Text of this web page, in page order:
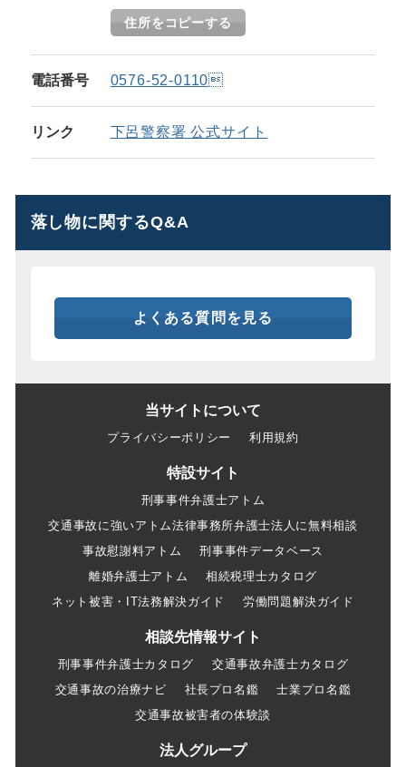
住所をコピーする
電話番号 0576-52-0110
リンク 下呂警察署 公式サイト
落し物に関するQ&A
よくある質問を見る
当サイトについて
プライバシーポリシー 利用規約
特設サイト
刑事事件弁護士アトム
交通事故に強いアトム法律事務所弁護士法人に無料相談
事故慰謝料アトム
刑事事件データベース
離婚弁護士アトム
相続税理士カタログ
ネット被害・IT法務解決ガイド
労働問題解決ガイド
相談先情報サイト
刑事事件弁護士カタログ
交通事故弁護士カタログ
交通事故の治療ナビ
社長プロ名鑑
士業プロ名鑑
交通事故被害者の体験談
法人グループ